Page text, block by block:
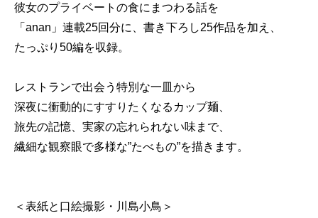
彼女のプライベートの食にまつわる話を
「anan」連載25回分に、書き下ろし25作品を加え、
たっぷり50編を収録。
レストランで出会う特別な一皿から
深夜に衝動的にすすりたくなるカップ麺、
旅先の記憶、実家の忘れられない味まで、
繊細な観察眼で多様な”たべもの”を描きます。
＜表紙と口絵撮影・川島小鳥＞